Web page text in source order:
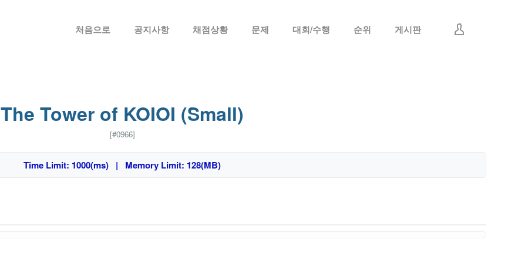
처음으로 공지사항 채점상황 문제 대회/수행 순위 게시판
The Tower of KOIOI (Small)
[#0966]
Time Limit: 1000(ms) | Memory Limit: 128(MB)